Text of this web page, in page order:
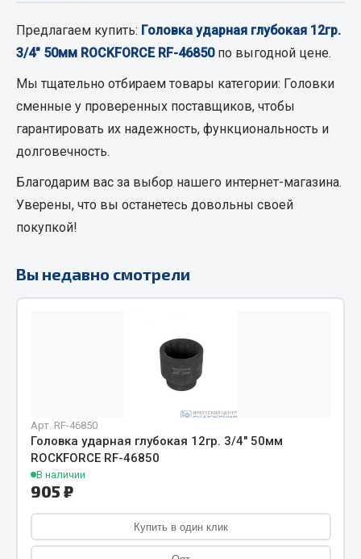
Соединительные элементы
Camozzi
Адаптеры и переходники
Тройники
Угольники
Фитинги
Штуцеры
Весь раздел
Автомобильный инструмент
Измерительный инструмент
Режущий инструмент
Силовое оборудование
Слесарный инструмент
Столярный инструмент
Показать ещё
Предлагаем купить: Головка ударная глубокая 12гр.
3/4" 50мм ROCKFORCE RF-46850по выгодной цене.
Мы тщательно отбираем товары категории: Головки
сменные у проверенных поставщиков, чтобы
гарантировать их надежность, функциональность и
долговечность.
Благодарим вас за выбор нашего интернет-магазина.
Уверены, что вы останетесь довольны своей
покупкой!
Вы недавно смотрели
Арт. RF-46850
Головка ударная глубокая 12гр. 3/4" 50мм
ROCKFORCE RF-46850
В наличии
905 ₽
Купить в один клик